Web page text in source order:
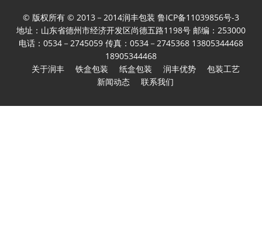
© 版权所有 © 2013－2014润丰包装 鲁ICP备11039856号-3
地址：山东省德州市经济开发区尚德五路1198号 邮编：253000
电话：0534－2745059 传真：0534－2745368 13805344468
18905344468
关于润丰
铁盒包装 纸盒包装 润丰优势
包装工艺
新闻动态
联系我们